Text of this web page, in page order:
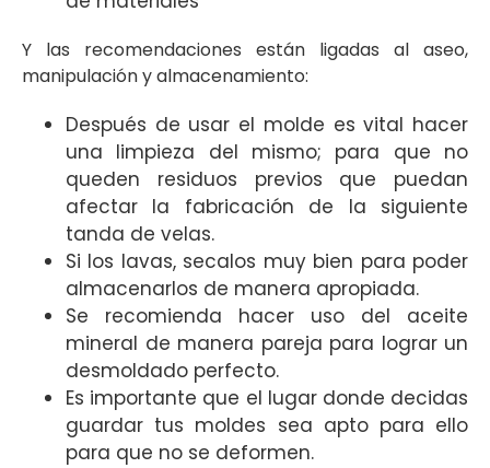
Y las recomendaciones están ligadas al aseo,
manipulación y almacenamiento:
Después de usar el molde es vital hacer
una limpieza del mismo; para que no
queden residuos previos que puedan
afectar la fabricación de la siguiente
tanda de velas.
Si los lavas, secalos muy bien para poder
almacenarlos de manera apropiada.
Se recomienda hacer uso del aceite
mineral de manera pareja para lograr un
desmoldado perfecto.
Es importante que el lugar donde decidas
guardar tus moldes sea apto para ello
para que no se deformen.